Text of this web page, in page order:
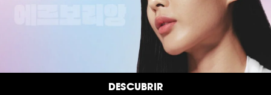
DESCUBRIR